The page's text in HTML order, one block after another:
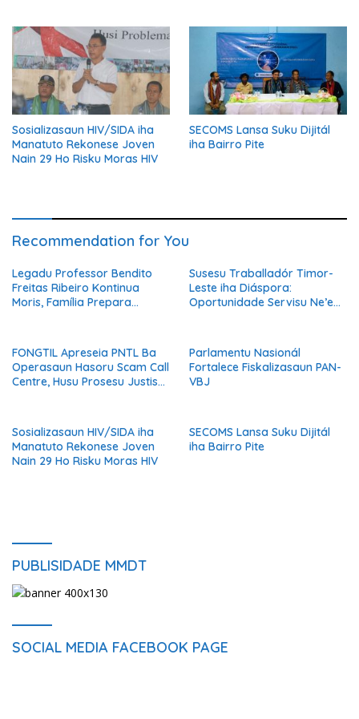
Sosializasaun HIV/SIDA iha
Manatuto Rekonese Joven
Nain 29 Ho Risku Moras HIV
SECOMS Lansa Suku Dijitál
iha Bairro Pite
Recommendation for You
Legadu Professor Bendito
Freitas Ribeiro Kontinua
Moris, Família Prepara
Susesu Traballadór Timor-
Leste iha Diáspora:
Oportunidade Servisu Ne’ebé
Nasaun
FONGTIL Apreseia PNTL Ba
Operasaun Hasoru Scam Call
Centre, Husu Prosesu Justisa
Parlamentu Nasionál
Fortalece Fiskalizasaun PAN-
VBJ
Sosializasaun HIV/SIDA iha
Manatuto Rekonese Joven
Nain 29 Ho Risku Moras HIV
SECOMS Lansa Suku Dijitál
iha Bairro Pite
PUBLISIDADE MMDT
SOCIAL MEDIA FACEBOOK PAGE